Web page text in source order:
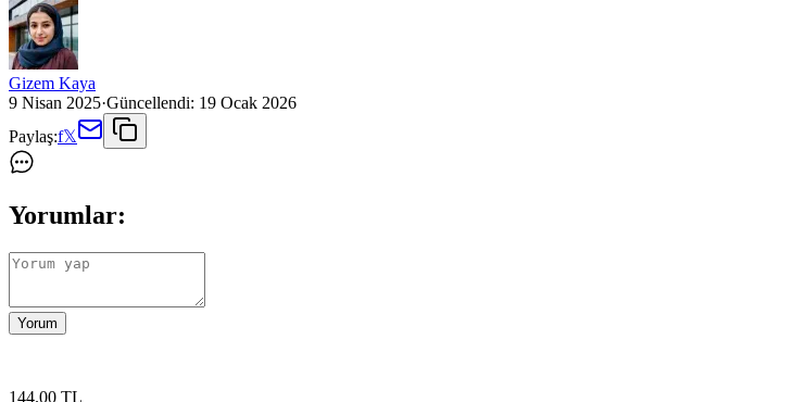
Gizem Kaya
9 Nisan 2025·Güncellendi: 19 Ocak 2026
Paylaş:f𝕏
Yorumlar:
Yorum
144.00 TL